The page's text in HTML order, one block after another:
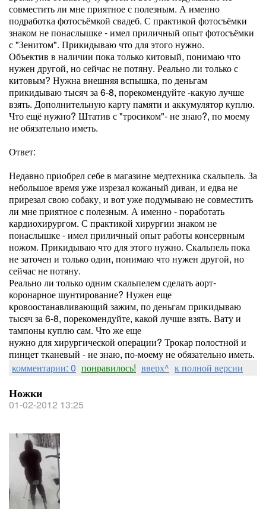
совместить ли мне приятное с полезным. А именно
подработка фотосъёмкой свадеб. С практикой фотосъёмки
знаком не понаслышке - имел приличный опыт фотосъёмки
с "Зенитом". Прикидываю что для этого нужно.
Объектив в наличии пока только китовый, понимаю что
нужен другой, но сейчас не потяну. Реально ли только с
китовым? Нужна внешняя вспышка, по деньгам
прикидываю тысяч за 6-8, порекомендуйте -какую лучше
взять. Дополнительную карту памяти и аккумулятор куплю.
Что ещё нужно? Штатив с "тросиком"- не знаю?, по моему
не обязательно иметь.
Ответ:
Недавно приобрел себе в магазине медтехника скальпель. За
небольшое время уже изрезал кожаный диван, и едва не
прирезал свою собаку, и вот уже подумываю не совместить
ли мне приятное с полезным. А именно - поработать
кардиохирургом. С практикой хирургии знаком не
понаслышке - имел приличный опыт работы консервным
ножом. Прикидываю что для этого нужно. Скальпель пока
не заточен и только один, понимаю что нужен другой, но
сейчас не потяну.
Реально ли только одним скальпелем сделать аорт-
коронарное шунтирование? Нужен еще
кровоостанавливающий зажим, по деньгам прикидываю
тысяч за 6-8, порекомендуйте, какой лучше взять. Вату и
тампоны куплю сам. Что же еще
нужно для хирургической операции? Трокар полостной и
пинцет тканевый - не знаю, по-моему не обязательно иметь.
комментарии: 0 понравилось! вверх^ к полной версии
Ножки
01-02-2012 13:25